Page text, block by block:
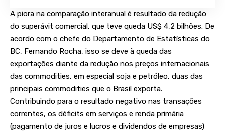
A piora na comparação interanual é resultado da redução
do superávit comercial, que teve queda US$ 4,2 bilhões. De
acordo com o chefe do Departamento de Estatísticas do
BC, Fernando Rocha, isso se deve à queda das
exportações diante da redução nos preços internacionais
das commodities, em especial soja e petróleo, duas das
principais commodities que o Brasil exporta.
Contribuindo para o resultado negativo nas transações
correntes, os déficits em serviços e renda primária
(pagamento de juros e lucros e dividendos de empresas)